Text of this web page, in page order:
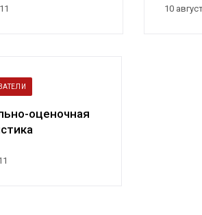
10
оценочная